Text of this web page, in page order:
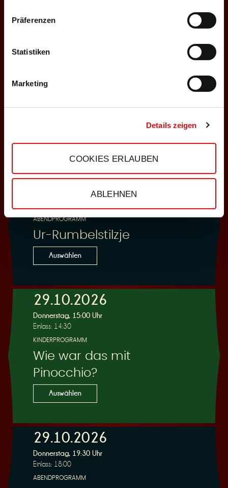
Präferenzen
Statistiken
Marketing
Details zeigen
COOKIES ERLAUBEN
ABLEHNEN
25.10.2026
Einlass: 16:30
28.10.2026
Mittwoch, 19:30 Uhr
ABENDPROGRAMM
Ur-Rumbelstilzje
Auswählen
29.10.2026
Donnerstag, 15:00 Uhr
Einlass: 14:30
KINDERPROGRAMM
Wie war das mit
Pinocchio?
Auswählen
29.10.2026
Donnerstag, 19:30 Uhr
Einlass: 18:00
ABENDPROGRAMM